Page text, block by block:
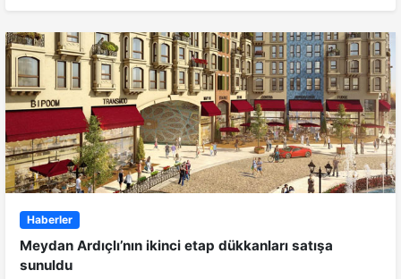
Haberler
Meydan Ardıçlı’nın ikinci etap dükkanları satışa
sunuldu